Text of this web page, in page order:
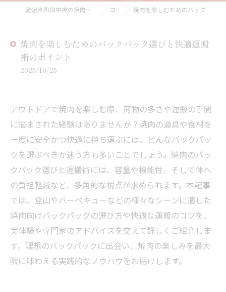
愛媛県四国中央の焼肉なら焼肉しゃぶしゃぶ 清花園 コラム 焼肉を楽しむためのバックパック選びと快適運搬術のポイント
焼肉を楽しむためのバックパック選びと快適運搬
術のポイント
2025/10/25
アウトドアで焼肉を楽しむ際、荷物の多さや運搬の手間
に悩まされた経験はありませんか？焼肉の道具や食材を
一度に安全かつ快適に持ち運ぶには、どんなバックパッ
クを選ぶべきか迷う方も多いことでしょう。焼肉のバッ
クパック選びと運搬術には、容量や機能性、そして体へ
の負担軽減など、多角的な視点が求められます。本記事
では、登山やバーベキューなどの様々なシーンに適した
焼肉向けバックパックの選び方や快適な運搬のコツを、
実体験や専門家のアドバイスを交えて詳しくご紹介しま
す。理想のバックパックに出会い、焼肉の楽しみを最大
限に味わえる実践的なノウハウをお届けします。